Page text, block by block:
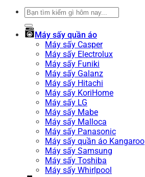
Tìm
Máy sấy quần áo
Máy sấy Casper
Máy sấy Electrolux
Máy sấy Funiki
Máy sấy Galanz
Máy sấy Hitachi
Máy sấy KoriHome
Máy sấy LG
Máy sấy Mabe
Máy sấy Malloca
Máy sấy Panasonic
Máy sấy quần áo Kangaroo
Máy sấy Samsung
Máy sấy Toshiba
Máy sấy Whirlpool